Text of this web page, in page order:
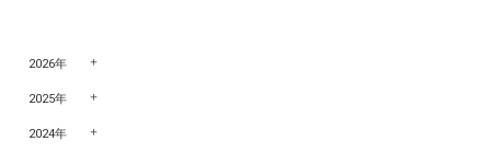
2026年
2025年
2024年